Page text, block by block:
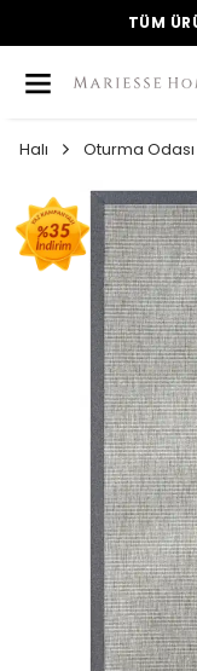
TÜM
Halı Oturma Odası